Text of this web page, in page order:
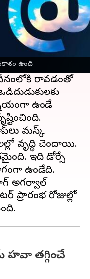
ఉంది
జాక్ డోర్సే
చేరువలో
రావడంతో
ఉండే
మస్క్
వృద్ధి చెందాయి.
ఇది డోర్సే
ఉండేది.
అగర్వాల్
ప్రారంభ రోజుల్లో
హవా తగ్గించే